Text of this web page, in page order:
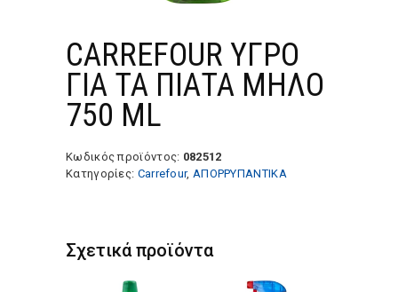
CARREFOUR ΥΓΡΟ
ΓΙΑ ΤΑ ΠΙΑΤΑ MΗΛΟ
750 ML
Κωδικός προϊόντος: 082512
Κατηγορίες: Carrefour, ΑΠΟΡΡΥΠΑΝΤΙΚΑ
Σχετικά προϊόντα